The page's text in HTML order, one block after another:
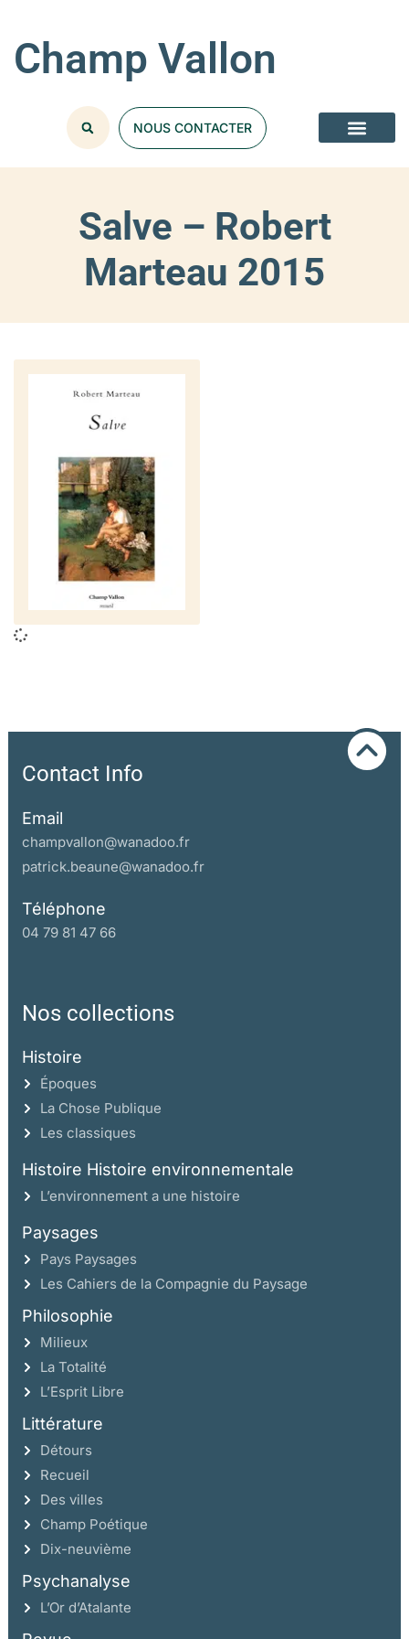
Champ Vallon
NOUS CONTACTER
Salve – Robert
Marteau 2015
Contact Info
Email
champvallon@wanadoo.fr
patrick.beaune@wanadoo.fr
Téléphone
04 79 81 47 66
Nos collections
Histoire
Époques
La Chose Publique
Les classiques
Histoire Histoire environnementale
L’environnement a une histoire
Paysages
Pays Paysages
Les Cahiers de la Compagnie du Paysage
Philosophie
Milieux
La Totalité
L’Esprit Libre
Littérature
Détours
Recueil
Des villes
Champ Poétique
Dix-neuvième
Psychanalyse
L’Or d’Atalante